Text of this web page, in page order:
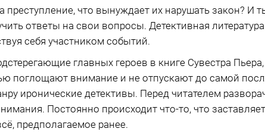
что вынуждает их нарушать закон? И
ответы на свои вопросы. Детективная
себя участником событий.
главных героев в книге Сувестра
поглощают внимание и не отпускают до самой
иронические детективы. Перед читателем
Постоянно происходит что-то, что
предполагаемое ранее.